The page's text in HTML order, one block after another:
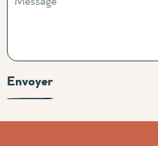
Envoyer